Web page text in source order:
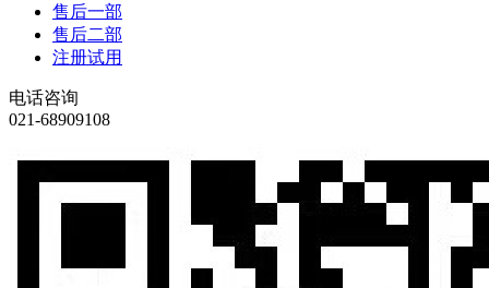
售后一部
售后二部
注册试用
电话咨询
021-68909108